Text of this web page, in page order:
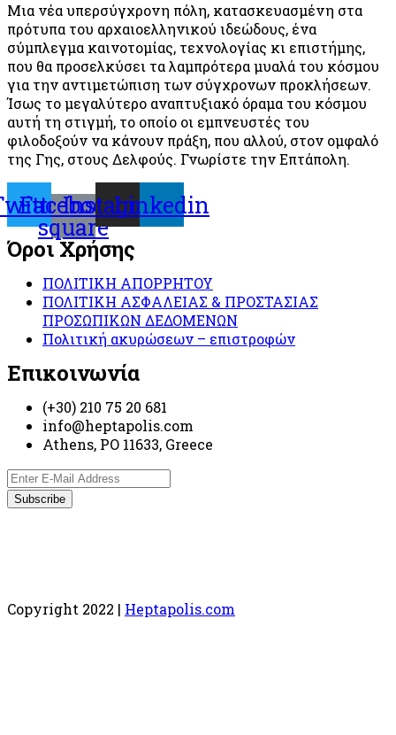
Μια νέα υπερσύγχρονη πόλη, κατασκευασμένη στα
πρότυπα του αρχαιοελληνικού ιδεώδους, ένα
σύμπλεγμα καινοτομίας, τεχνολογίας κι επιστήμης,
που θα προσελκύσει τα λαμπρότερα μυαλά του κόσμου
για την αντιμετώπιση των σύγχρονων προκλήσεων.
Ίσως το μεγαλύτερο αναπτυξιακό όραμα του κόσμου
αυτή τη στιγμή, το οποίο οι εμπνευστές του
φιλοδοξούν να κάνουν πράξη, που αλλού, στον ομφαλό
της Γης, στους Δελφούς. Γνωρίστε την Επτάπολη.
Facebook-
square
Instagram
Linkedin
Όροι Χρήσης
ΠΟΛΙΤΙΚΗ ΑΠΟΡΡΗΤΟΥ
ΠΟΛΙΤΙΚΗ ΑΣΦΑΛΕΙΑΣ & ΠΡΟΣΤΑΣΙΑΣ
ΠΡΟΣΩΠΙΚΩΝ ΔΕΔΟΜΕΝΩΝ
Πολιτική ακυρώσεων – επιστροφών
Επικοινωνία
(+30) 210 75 20 681
info@heptapolis.com
Athens, PO 11633, Greece
Copyright 2022 | Heptapolis.com